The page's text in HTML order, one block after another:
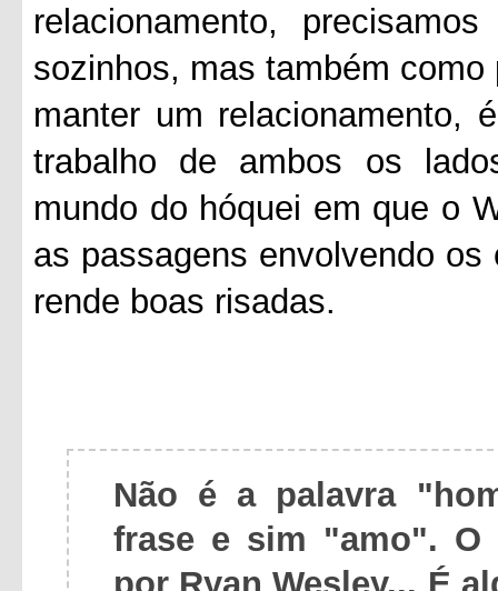
relacionamento,
sozinhos, mas também
manter um relacionamento,
trabalho de ambos os
mundo do hóquei em que o
as passagens envolvendo
rende boas risadas.
Não é a palavra
frase e sim "amo". O